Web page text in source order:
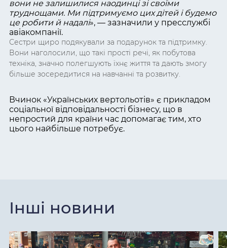
вони не залишилися наодинці зі своїми
труднощами. Ми підтримуємо цих дітей і будемо
це робити й надалі», — зазначили у пресслужбі
авіакомпанії.
Сестри щиро подякували за подарунок та підтримку.
Вони наголосили, що такі прості речі, як побутова
техніка, значно полегшують їхнє життя та дають змогу
більше зосередитися на навчанні та розвитку.
Вчинок «Українських вертольотів» є прикладом
соціальної відповідальності бізнесу, що в
непростий для країни час допомагає тим, хто
цього найбільше потребує.
Інші новини